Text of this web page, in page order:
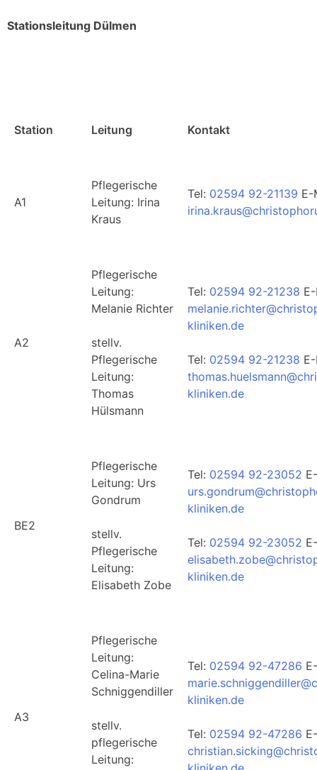
Stationsleitung Dülmen
Station Leitung Kontakt
A1
Pflegerische
Leitung: Irina
Kraus
Tel: 02594 92-21139 E-
A2
Pflegerische
Leitung:
Melanie Richter
stellv.
Pflegerische
Leitung:
Thomas
Hülsmann
Tel: 02594 92-21238
kliniken.de
Tel: 02594 92-21238
kliniken.de
BE2
Pflegerische
Leitung: Urs
Gondrum
stellv.
Pflegerische
Leitung:
Elisabeth Zobe
Tel: 02594 92-23052
kliniken.de
Tel: 02594 92-23052
kliniken.de
A3
Pflegerische
Leitung:
Celina-Marie
Schniggendiller
stellv.
pflegerische
Leitung:
Tel: 02594 92-47286
kliniken.de
Tel: 02594 92-47286